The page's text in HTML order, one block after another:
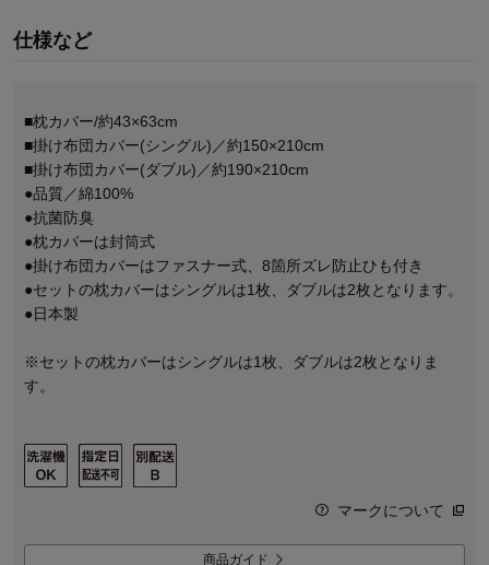
仕様など
■枕カバー/約43×63cm
■掛け布団カバー(シングル)／約150×210cm
■掛け布団カバー(ダブル)／約190×210cm
●品質／綿100%
●抗菌防臭
●枕カバーは封筒式
●掛け布団カバーはファスナー式、8箇所ズレ防止ひも付き
●セットの枕カバーはシングルは1枚、ダブルは2枚となります。
●日本製
※セットの枕カバーはシングルは1枚、ダブルは2枚となりま
す。
マークについて
商品ガイド